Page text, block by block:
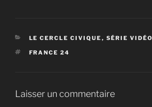
CATÉGORIES
LE CERCLE CIVIQUE , SÉRIE VIDÉO
ÉTIQUETTES
FRANCE 24
Laisser un commentaire